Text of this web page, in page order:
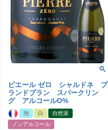
ピエール ゼロ シャルドネ ブ
ランドブラン スパークリン
グ アルコールO%
泡 白
自然派
ノンアルコール